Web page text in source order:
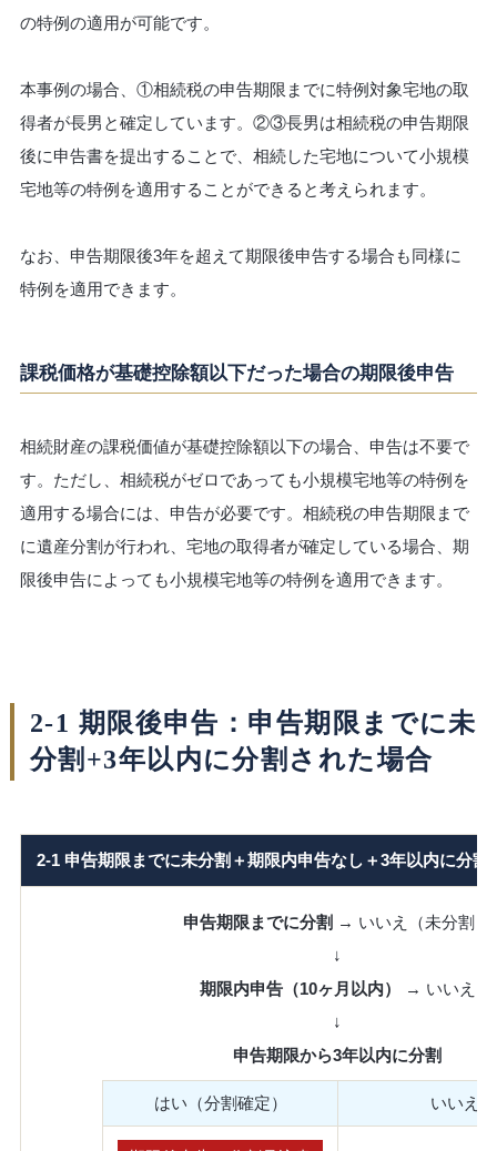
の特例の適用が可能です。
本事例の場合、①相続税の申告期限までに特例対象宅地の取
得者が長男と確定しています。②③長男は相続税の申告期限
後に申告書を提出することで、相続した宅地について小規模
宅地等の特例を適用することができると考えられます。
なお、申告期限後3年を超えて期限後申告する場合も同様に
特例を適用できます。
課税価格が基礎控除額以下だった場合の期限後申告
相続財産の課税価値が基礎控除額以下の場合、申告は不要で
す。ただし、相続税がゼロであっても小規模宅地等の特例を
適用する場合には、申告が必要です。相続税の申告期限まで
に遺産分割が行われ、宅地の取得者が確定している場合、期
限後申告によっても小規模宅地等の特例を適用できます。
2-1 期限後申告：申告期限までに未
分割+3年以内に分割された場合
2-1 申告期限までに未分割＋期限内申告なし＋3年以内に分割
申告期限までに分割 → いいえ（未分割）
↓
期限内申告（10ヶ月以内）
→ いいえ
↓
申告期限から3年以内に分割
はい（分割確定） いいえ